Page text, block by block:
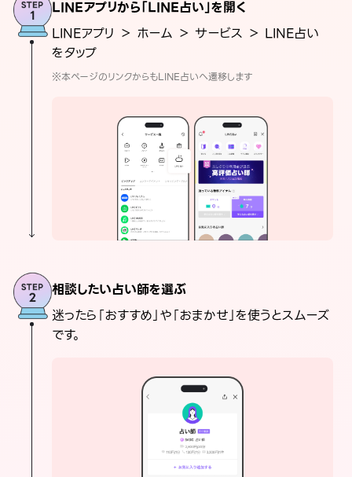
LINEアプリから「LINE占い」を開く
LINEアプリ ＞ ホーム ＞ サービス ＞ LINE占い
をタップ
※本ページのリンクからもLINE占いへ遷移します
相談したい占い師を選ぶ
迷ったら「おすすめ」や「おまかせ」を使うとスムーズ
です。